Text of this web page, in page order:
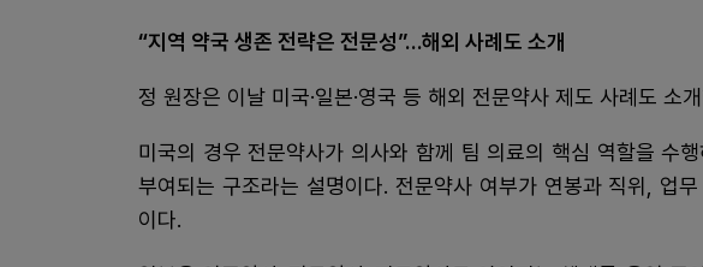
“지역 약국 생존 전략은 전문성”…해외 사례도 소개
정 원장은 이날 미국·일본·영국 등 해외 전문약사 제도 사례도 소
미국의 경우 전문약사가 의사와 함께 팀 의료의 핵심 역할을 수
부여되는 구조라는 설명이다. 전문약사 여부가 연봉과 직위, 업
이다.